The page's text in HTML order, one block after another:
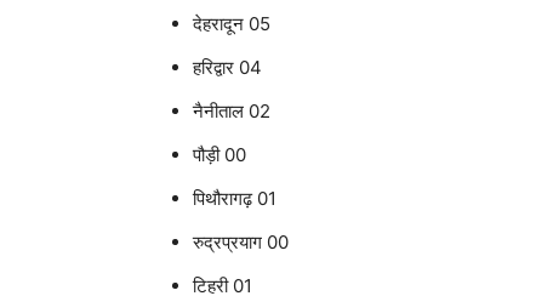
देहरादून 05
हरिद्वार 04
नैनीताल 02
पौड़ी 00
पिथौरागढ़ 01
रुद्रप्रयाग 00
टिहरी 01